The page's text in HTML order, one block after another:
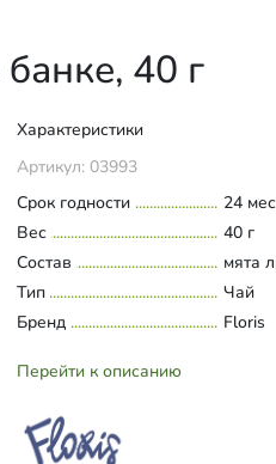
40 г
Характеристики
Артикул: 03993
Срок годности
24 мес
Вес
40 г
Состав
мята
Тип
Чай
Бренд
Floris
Перейти к описанию